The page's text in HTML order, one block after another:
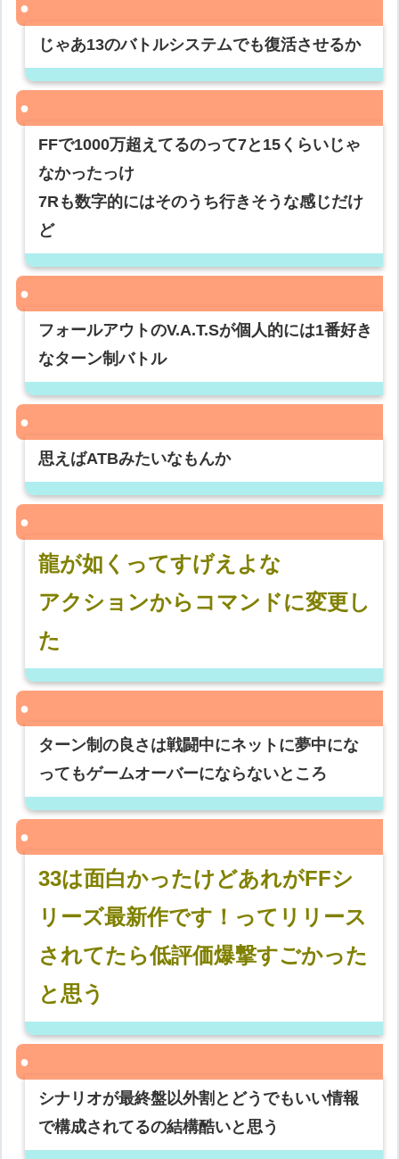
じゃあ13のバトルシステムでも復活させるか
FFで1000万超えてるのって7と15くらいじゃ
なかったっけ
7Rも数字的にはそのうち行きそうな感じだけ
ど
フォールアウトのV.A.T.Sが個人的には1番好き
なターン制バトル
思えばATBみたいなもんか
龍が如くってすげえよな
アクションからコマンドに変更し
た
ターン制の良さは戦闘中にネットに夢中にな
ってもゲームオーバーにならないところ
33は面白かったけどあれがFFシ
リーズ最新作です！ってリリース
されてたら低評価爆撃すごかった
と思う
シナリオが最終盤以外割とどうでもいい情報
で構成されてるの結構酷いと思う